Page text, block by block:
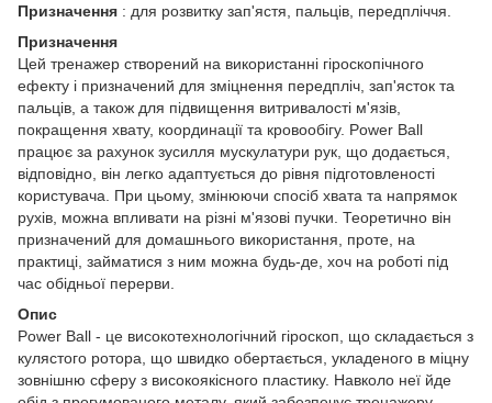
Призначення : для розвитку зап'ястя, пальців, передпліччя.
Призначення
Цей тренажер створений на використанні гіроскопічного
ефекту і призначений для зміцнення передпліч, зап'ясток та
пальців, а також для підвищення витривалості м'язів,
покращення хвату, координації та кровообігу. Power Ball
працює за рахунок зусилля мускулатури рук, що додається,
відповідно, він легко адаптується до рівня підготовленості
користувача. При цьому, змінюючи спосіб хвата та напрямок
рухів, можна впливати на різні м'язові пучки. Теоретично він
призначений для домашнього використання, проте, на
практиці, займатися з ним можна будь-де, хоч на роботі під
час обідньої перерви.
Опис
Power Ball - це високотехнологічний гіроскоп, що складається з
кулястого ротора, що швидко обертається, укладеного в міцну
зовнішню сферу з високоякісного пластику. Навколо неї йде